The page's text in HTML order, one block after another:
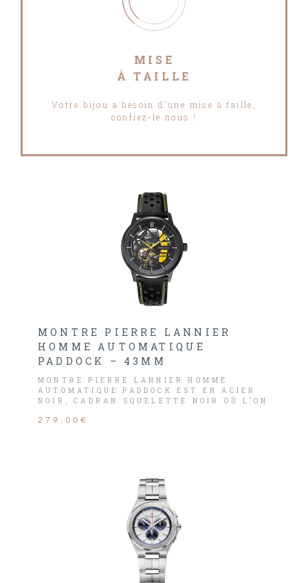
MISE
À TAILLE
Votre bijou a besoin d'une mise à taille,
confiez-le nous !
MONTRE PIERRE LANNIER
HOMME AUTOMATIQUE
PADDOCK – 43MM
MONTRE PIERRE LANNIER HOMME
AUTOMATIQUE PADDOCK EST EN ACIER
NOIR, CADRAN SQUELETTE NOIR OÙ L’ON
279,00€